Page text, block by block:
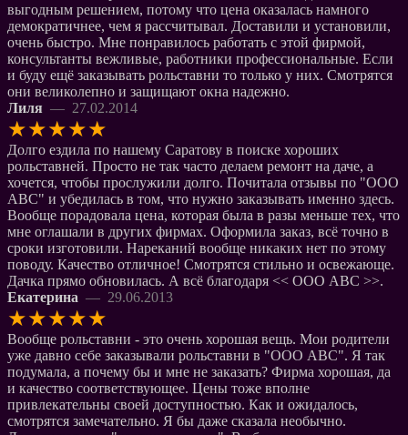
выгодным решением, потому что цена оказалась намного
демократичнее, чем я рассчитывал. Доставили и установили,
очень быстро. Мне понравилось работать с этой фирмой,
консультанты вежливые, работники профессиональные. Если
и буду ещё заказывать рольставни то только у них. Смотрятся
они великолепно и защищают окна надежно.
Лиля — 27.02.2014
★★★★★
Долго ездила по нашему Саратову в поиске хороших
рольставней. Просто не так часто делаем ремонт на даче, а
хочется, чтобы прослужили долго. Почитала отзывы по "ООО
АВС" и убедилась в том, что нужно заказывать именно здесь.
Вообще порадовала цена, которая была в разы меньше тех, что
мне оглашали в других фирмах. Оформила заказ, всё точно в
сроки изготовили. Нареканий вообще никаких нет по этому
поводу. Качество отличное! Смотрятся стильно и освежающе.
Дачка прямо обновилась. А всё благодаря << ООО АВС >>.
Екатерина — 29.06.2013
★★★★★
Вообще рольставни - это очень хорошая вещь. Мои родители
уже давно себе заказывали рольставни в "ООО АВС". Я так
подумала, а почему бы и мне не заказать? Фирма хорошая, да
и качество соответствующее. Цены тоже вполне
привлекательны своей доступностью. Как и ожидалось,
смотрятся замечательно. Я бы даже сказала необычно.